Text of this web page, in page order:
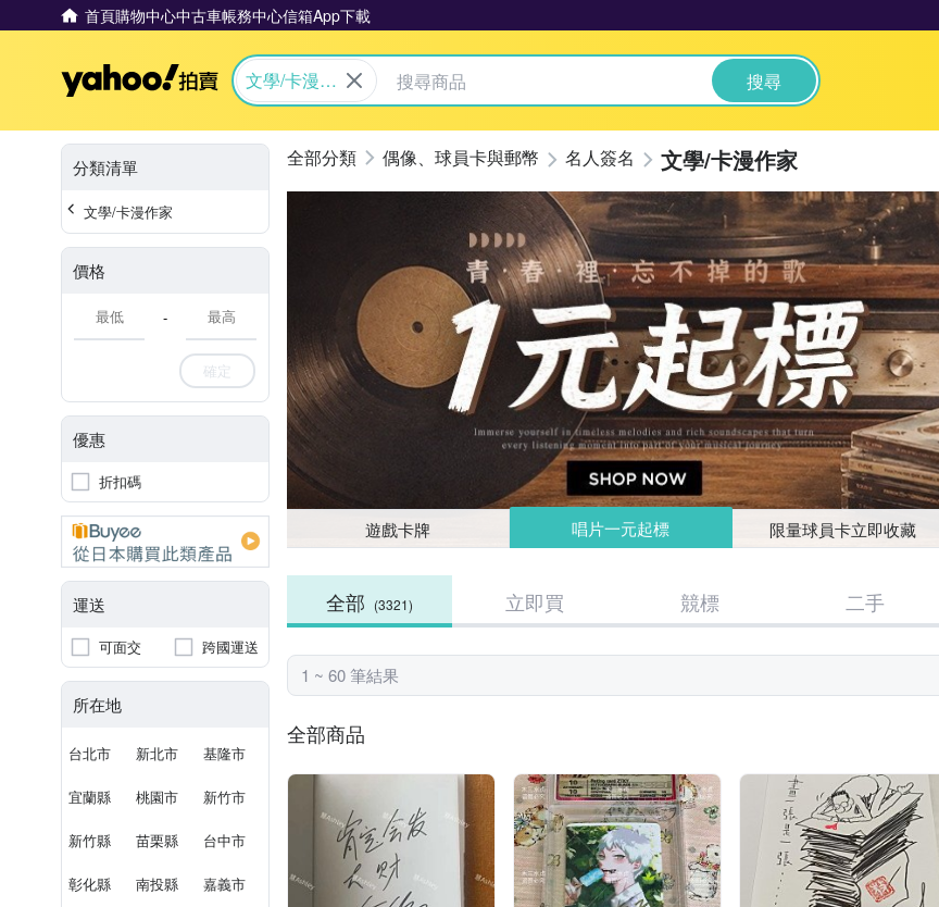
首頁購物中心中古車帳務中心信箱App下載
Yahoo拍賣
文學/卡漫作
搜尋
分類清單
文學/卡漫作家
價格
-
確定
優惠
折扣碼
運送
可面交 跨國運送
所在地
台北市 新北市 基隆市
宜蘭縣 桃園市 新竹市
新竹縣 苗栗縣 台中市
彰化縣 南投縣 嘉義市
偶像、球員卡與郵幣 名人簽名 文學/卡漫作家
遊戲卡牌 唱片一元起標 限量球員卡立即收藏
全部 (3321) 立即買 競標 二手
1 ~ 60 筆結果
全部商品